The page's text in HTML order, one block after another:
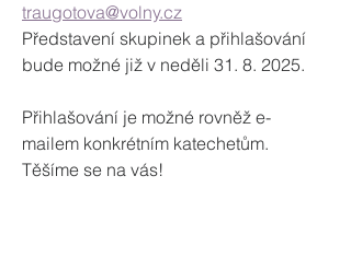
traugotova@volny.cz
Představení skupinek a přihlašování
bude možné již v neděli 31. 8. 2025.
Přihlašování je možné rovněž e-
mailem konkrétním katechetům.
Těšíme se na vás!